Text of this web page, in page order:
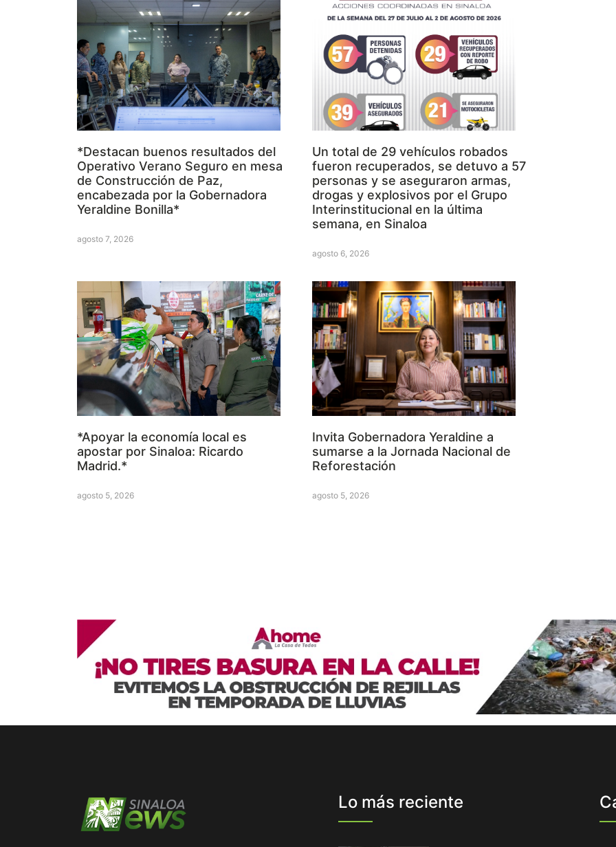
*Destacan buenos resultados del
Operativo Verano Seguro en mesa
de Construcción de Paz,
encabezada por la Gobernadora
Yeraldine Bonilla*
agosto 7, 2026
Un total de 29 vehículos robados
fueron recuperados, se detuvo a 57
personas y se aseguraron armas,
drogas y explosivos por el Grupo
Interinstitucional en la última
semana, en Sinaloa
agosto 6, 2026
*Apoyar la economía local es
apostar por Sinaloa: Ricardo
Madrid.*
agosto 5, 2026
Invita Gobernadora Yeraldine a
sumarse a la Jornada Nacional de
Reforestación
agosto 5, 2026
Lo más reciente